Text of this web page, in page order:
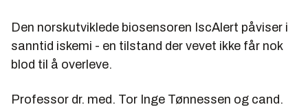
Den norskutviklede biosensoren IscAlert påviser i
sanntid iskemi - en tilstand der vevet ikke får nok
blod til å overleve.
Professor dr. med. Tor Inge Tønnessen og cand.